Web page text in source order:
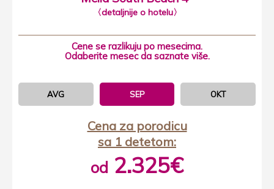
〈detaljnije o hotelu〉
Cene se razlikuju po mesecima.
Odaberite mesec da saznate više.
AVG SEP OKT
Cena za porodicu
sa 1 detetom:
od 2.325€